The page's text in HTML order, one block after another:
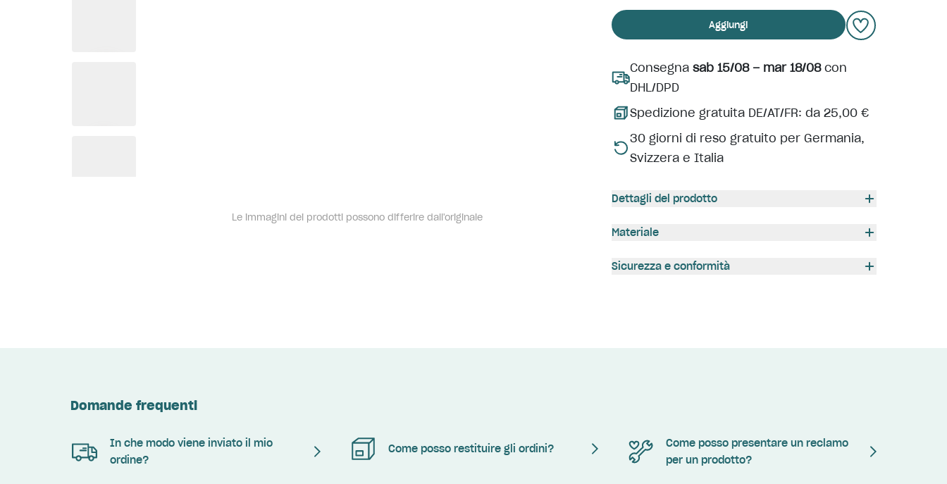
Le immagini dei prodotti possono differire dall'originale
Aggiungi
Consegna sab 15/08 – mar 18/08con
DHL/DPD
Spedizione gratuita DE/AT/FR: da 25,00 €
30 giorni di reso gratuito per Germania,
Svizzera e Italia
Dettagli del prodotto
Materiale
Sicurezza e conformità
Domande frequenti
In che modo viene inviato il mio
ordine?
Come posso restituire gli ordini?
Come posso presentare un reclamo
per un prodotto?